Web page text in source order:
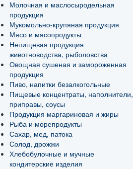
Молочная и маслосыродельная
продукция
Мукомольно-крупяная продукция
Мясо и мясопродукты
Непищевая продукция
животноводства, рыболовства
Овощная сушеная и замороженная
продукция
Пиво, напитки безалкогольные
Пищевые концентраты, наполнители,
приправы, соусы
Продукция маргариновая и жиры
Рыба и морепродукты
Сахар, мед, патока
Солод, дрожжи
Хлебобулочные и мучные
кондитерские изделия